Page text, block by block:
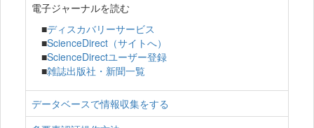
電子ジャーナルを読む
■ディスカバリーサービス
■ScienceDirect（サイトへ）
■ScienceDirectユーザー登録
■雑誌出版社・新聞一覧
データベースで情報収集をする